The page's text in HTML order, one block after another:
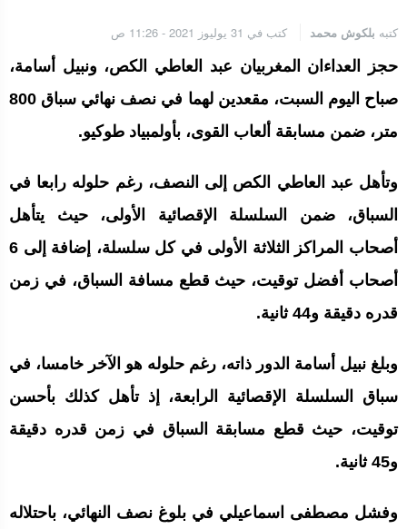
الإيجابي للمجلس الأعلى للحسابات
إنتاج “قلب مصغر” يفتح آفاق علاجات بيولوجية لاضطرابات القلب
الرباط.. إطلاق مشروع إزالة المواد الكيميائية الخطرة من سلسلة إمداد
قطاع البناء بالمغرب
كتبه بلكوش محمد كتب في 31 يوليوز 2021 - 11:26 ص
حجز العداءان المغربيان عبد العاطي الكص، ونبيل أسامة،
صباح اليوم السبت، مقعدين لهما في نصف نهائي سباق 800
متر، ضمن مسابقة ألعاب القوى، بأولمبياد طوكيو.
وتأهل عبد العاطي الكص إلى النصف، رغم حلوله رابعا في
السباق، ضمن السلسلة الإقصائية الأولى، حيث يتأهل
أصحاب المراكز الثلاثة الأولى في كل سلسلة، إضافة إلى 6
أصحاب أفضل توقيت، حيث قطع مسافة السباق، في زمن
قدره دقيقة و44 ثانية.
وبلغ نبيل أسامة الدور ذاته، رغم حلوله هو الآخر خامسا، في
سباق السلسلة الإقصائية الرابعة، إذ تأهل كذلك بأحسن
توقيت، حيث قطع مسابقة السباق في زمن قدره دقيقة
و45 ثانية.
وفشل مصطفى اسماعيلي في بلوغ نصف النهائي، باحتلاله